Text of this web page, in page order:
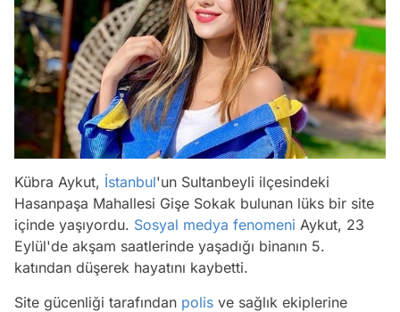
Kübra Aykut, İstanbul'un Sultanbeyli ilçesindeki
Hasanpaşa Mahallesi Gişe Sokak bulunan lüks bir site
içinde yaşıyordu. Sosyal medya fenomeni Aykut, 23
Eylül'de akşam saatlerinde yaşadığı binanın 5.
katından düşerek hayatını kaybetti.
Site gücenliği tarafından polis ve sağlık ekiplerine